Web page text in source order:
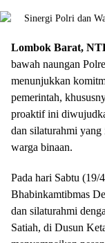
Lombok Barat,
bawah naungan
menunjukkan
pemerintah,
proaktif ini
dan silaturahmi yang
warga binaan.
Pada hari Sabtu
Bhabinkamtibmas
dan silaturahmi
Satiah, di Dusun